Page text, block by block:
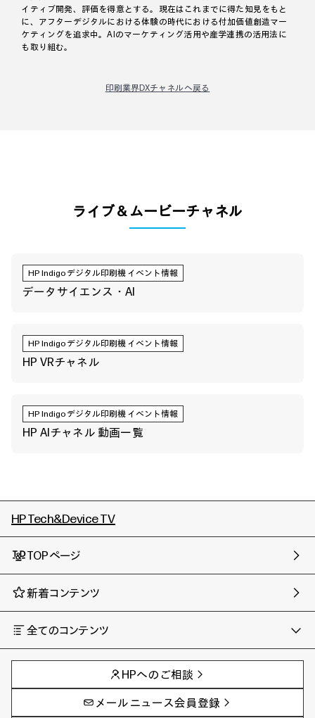
イティブ開発、評価を得意とする。現在はこれまでに得た知見をもと
に、アフターデジタルにおける体験の時代における付加価値創造マー
ケティングを追求中。AIのマーケティング活用や産学連携の活用法に
も取り組む。
印刷業界DXチャネルへ戻る
ライブ＆ムービーチャネル
HP Indigoデジタル印刷機 イベント情報
データサイエンス・AI
HP Indigoデジタル印刷機 イベント情報
HP VRチャネル
HP Indigoデジタル印刷機 イベント情報
HP AIチャネル 動画一覧
HP Tech&Device TV
TOPページ
新着コンテンツ
全てのコンテンツ
AIの進化と活用事例
製品トレンド & レビュー
サイバーセキュリティ
教育とテクノロジー
事例
イベントレポート
AI PC
AIワークステーション
HPへのご相談
メールニュース会員登録